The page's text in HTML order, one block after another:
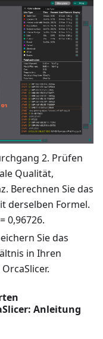
2. Prüfen
Qualität,
Berechnen Sie das
derselben Formel.
0,96726.
Sie das
in Ihren
Anleitung